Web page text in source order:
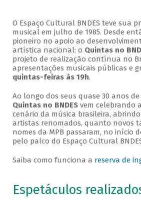
O Espaço Cultural BNDES teve sua
musical em julho de 1985. Desde
pioneiro no apoio ao
artística nacional: o Quintas no
projeto de realização contínua no
apresentações musicais públicas e
quintas-feiras às 19h.
Ao longo dos seus quase 30 anos de
Quintas no BNDESvem celebrando
cenário da música brasileira,
artistas renomados, quanto novos
nomes da MPB passaram, no início
pelo palco do Espaço Cultural
Saiba como funciona a reserva de
Espetáculos